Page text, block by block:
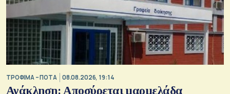
ΤΡΟΦΙΜΑ – ΠΟΤΑ 08.08.2026, 19:14
Ανάκληση: Αποσύρεται μαρμελάδα